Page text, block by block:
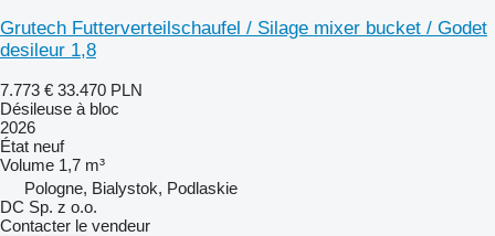
Grutech Futterverteilschaufel / Silage mixer bucket / Godet
desileur 1,8
7.773 € 33.470 PLN
Désileuse à bloc
2026
État neuf
Volume 1,7 m³
Pologne, Bialystok, Podlaskie
DC Sp. z o.o.
Contacter le vendeur